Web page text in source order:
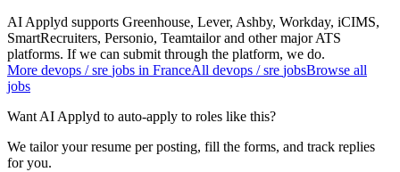
AI Applyd supports Greenhouse, Lever, Ashby, Workday, iCIMS,
SmartRecruiters, Personio, Teamtailor and other major ATS
platforms. If we can submit through the platform, we do.
More devops / sre jobs in FranceAll devops / sre jobsBrowse all
jobs
Want AI Applyd to auto-apply to roles like this?
We tailor your resume per posting, fill the forms, and track replies
for you.